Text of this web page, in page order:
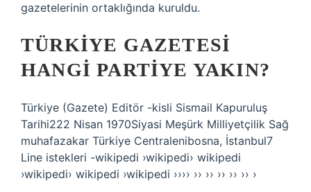
gazetelerinin ortaklığında kuruldu.
TÜRKIYE GAZETESI
HANGI PARTIYE YAKIN?
Türkiye (Gazete) Editör -kisli Sismail Kapuruluş
Tarihi222 Nisan 1970Siyasi Meşürk Milliyetçilik Sağ
muhafazakar Türkiye Centralenibosna, İstanbul7
Line istekleri -wikipedi ›wikipedi› wikipedi
›wikipedi› wikipedi ›wikipedi ›››› ›› ›› ›› ›› ›› ›